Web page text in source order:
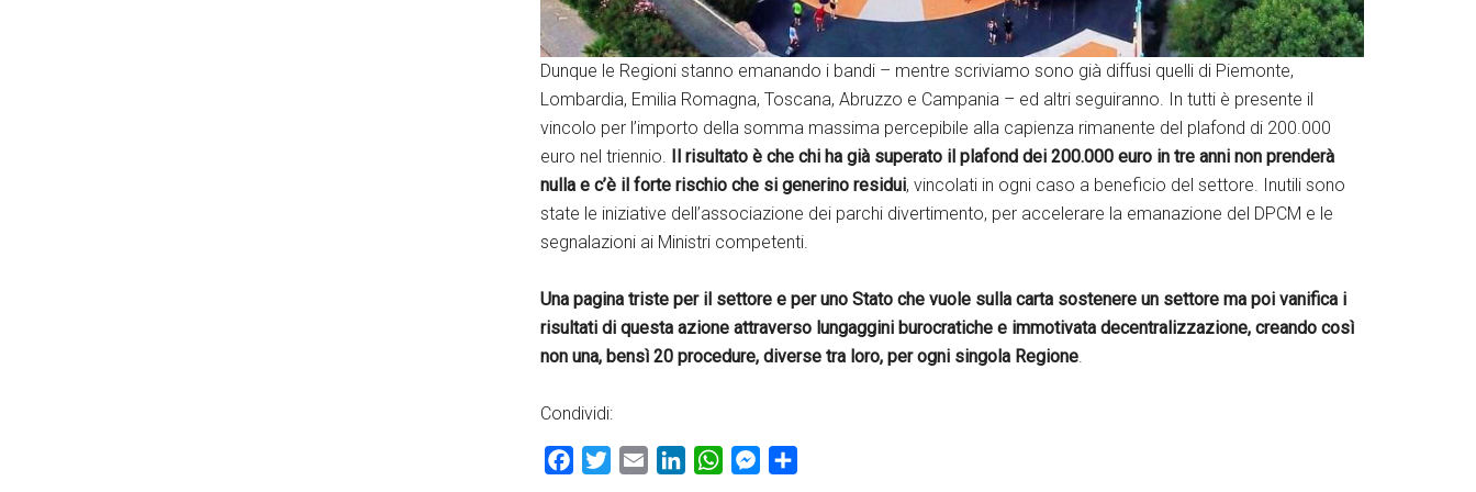
Dunque le Regioni stanno emanando i bandi – mentre scriviamo sono già diffusi quelli di Piemonte,
Lombardia, Emilia Romagna, Toscana, Abruzzo e Campania – ed altri seguiranno. In tutti è presente il
vincolo per l’importo della somma massima percepibile alla capienza rimanente del plafond di 200.000
euro nel triennio. Il risultato è che chi ha già superato il plafond dei 200.000 euro in tre anni non prenderà
nulla e c’è il forte rischio che si generino residui, vincolati in ogni caso a beneficio del settore. Inutili sono
state le iniziative dell’associazione dei parchi divertimento, per accelerare la emanazione del DPCM e le
segnalazioni ai Ministri competenti.
Una pagina triste per il settore e per uno Stato che vuole sulla carta sostenere un settore ma poi vanifica i
risultati di questa azione attraverso lungaggini burocratiche e immotivata decentralizzazione, creando così
non una, bensì 20 procedure, diverse tra loro, per ogni singola Regione
Condividi:
FacebookTwitterEmail LinkedInWhatsAppMessenger